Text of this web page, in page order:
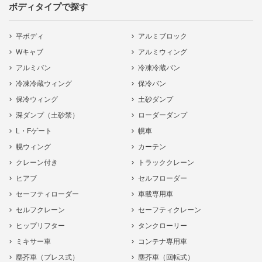
ボディタイプで探す
平ボディ
アルミブロック
Wキャブ
アルミウィング
アルミバン
冷凍冷蔵バン
冷凍冷蔵ウィング
保冷バン
保冷ウィング
土砂ダンプ
深ダンプ（土砂禁）
ローダーダンプ
L・Fゲート
幌車
幌ウィング
カーテン
クレーン付き
トラッククレーン
ヒアブ
セルフローダー
セーフティローダー
車載専用車
セルフクレーン
セーフティクレーン
ヒップリフター
タンクローリー
ミキサー車
コンテナ専用車
塵芥車（プレス式）
塵芥車（回転式）